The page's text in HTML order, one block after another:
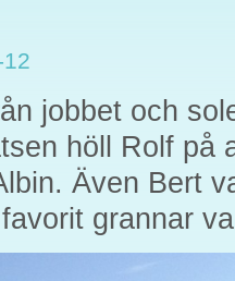
jobbet och
höll Rolf på
Även Bert
grannar